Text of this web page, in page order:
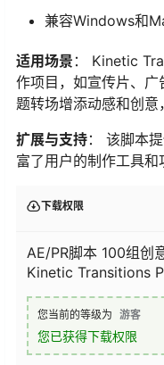
兼容Windows和
适用场景 ： Kinetic
作项目，如宣传片、
题转场增添动感和创意
扩展与支持： 该脚本
富了用户的制作工具和
下载权限
AE/PR脚本 100组创
Kinetic Transitions
您当前的等级为 游客
您已获得下载权限